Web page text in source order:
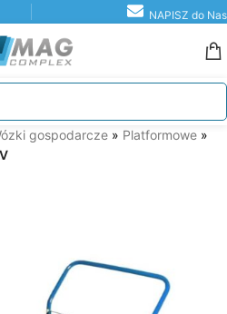
NAPISZ do Nas
gospodarcze » Platformowe »